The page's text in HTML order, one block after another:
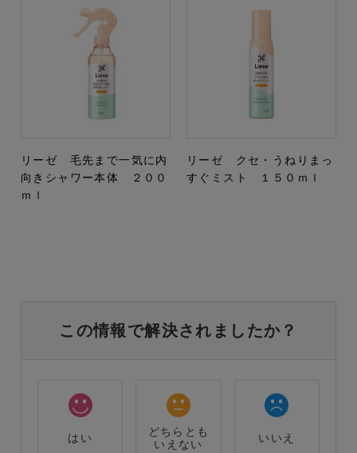
リーゼ 毛先まで一気に内
向きシャワー本体 ２００
ｍｌ
リーゼ クセ・うねりまっ
すぐミスト １５０ｍｌ
この情報で解決されましたか？
はい
どちらとも
いえない
いいえ